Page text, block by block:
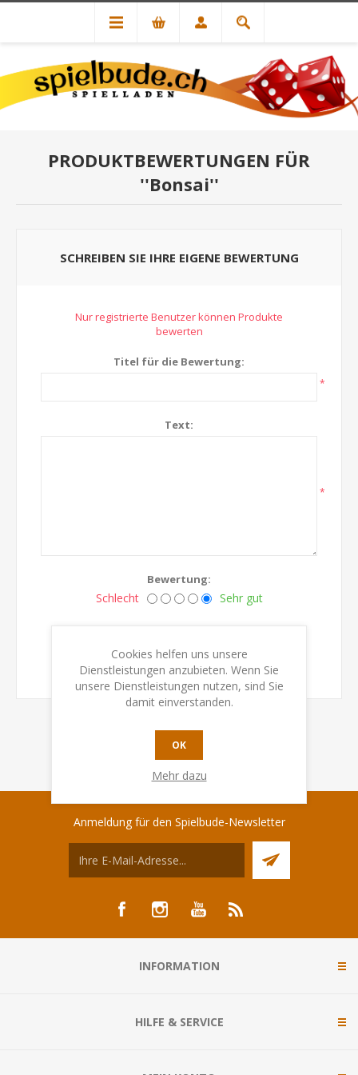
PRODUKTBEWERTUNGEN FÜR
Bonsai
SCHREIBEN SIE IHRE EIGENE BEWERTUNG
Nur registrierte Benutzer können Produkte
bewerten
Titel für die Bewertung:
*
Text:
*
Bewertung:
Schlecht Sehr gut
BEWERTUNG ÜBERMITTELN
Anmeldung für den Spielbude-Newsletter
INFORMATION
HILFE & SERVICE
Cookies helfen uns unsere
Dienstleistungen anzubieten. Wenn Sie
unsere Dienstleistungen nutzen, sind Sie
damit einverstanden.
OK
Mehr dazu